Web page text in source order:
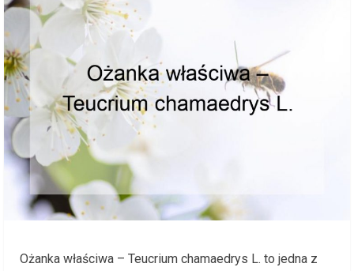
Ożanka właściwa – Teucrium chamaedrys L. to jedna z